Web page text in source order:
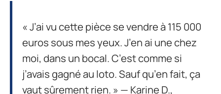
« J’ai vu cette pièce se vendre à 115 000
euros sous mes yeux. J’en ai une chez
moi, dans un bocal. C’est comme si
j’avais gagné au loto. Sauf qu’en fait, ça
vaut sûrement rien. » — Karine D.,